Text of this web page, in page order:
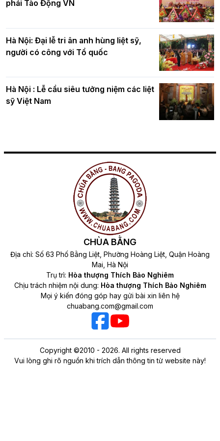
phái Tào Động VN
Hà Nội: Đại lễ tri ân anh hùng liệt sỹ,
người có công với Tổ quốc
Hà Nội : Lễ cầu siêu tưởng niệm các liệt
sỹ Việt Nam
CHÙA BẰNG
Địa chỉ: Số 63 Phố Bằng Liệt, Phường Hoàng Liệt, Quận Hoàng
Mai, Hà Nội
Trụ trì: Hòa thượng Thích Bảo Nghiêm
Chịu trách nhiệm nội dung: Hòa thượng Thích Bảo Nghiêm
Mọi ý kiến đóng góp hay gửi bài xin liên hệ
chuabang.com@gmail.com
Copyright ©2010 - 2026. All rights reserved
Vui lòng ghi rõ nguồn khi trích dẫn thông tin từ website này!